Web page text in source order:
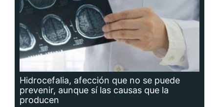
Hidrocefalia, afección que no se puede
prevenir, aunque sí las causas que la
producen